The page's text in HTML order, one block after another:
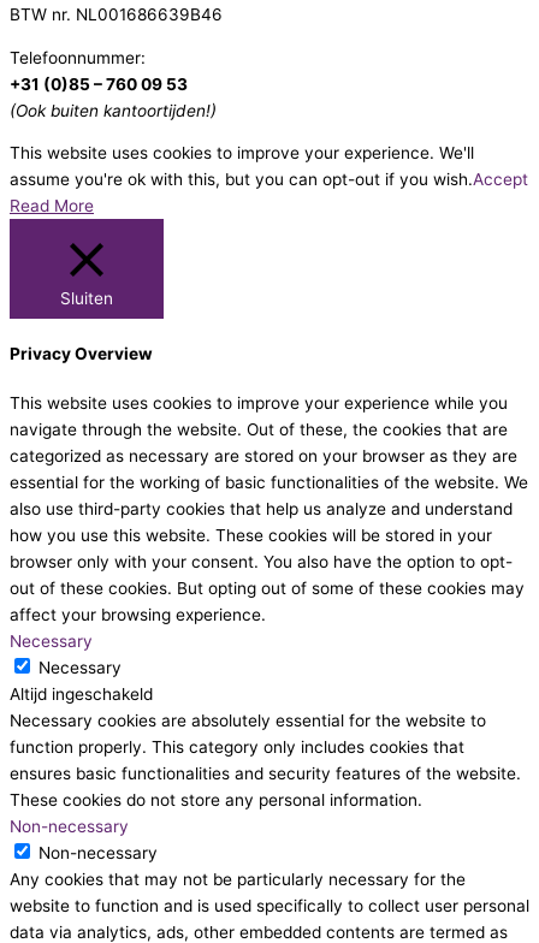
BTW nr. NL001686639B46
Telefoonnummer:
+31 (0)85 – 760 09 53
(Ook buiten kantoortijden!)
This website uses cookies to improve your experience. We'll
assume you're ok with this, but you can opt-out if you wish.Accept
Read More
Sluiten
Privacy Overview
This website uses cookies to improve your experience while you
navigate through the website. Out of these, the cookies that are
categorized as necessary are stored on your browser as they are
essential for the working of basic functionalities of the website. We
also use third-party cookies that help us analyze and understand
how you use this website. These cookies will be stored in your
browser only with your consent. You also have the option to opt-
out of these cookies. But opting out of some of these cookies may
affect your browsing experience.
Necessary
Necessary
Altijd ingeschakeld
Necessary cookies are absolutely essential for the website to
function properly. This category only includes cookies that
ensures basic functionalities and security features of the website.
These cookies do not store any personal information.
Non-necessary
Non-necessary
Any cookies that may not be particularly necessary for the
website to function and is used specifically to collect user personal
data via analytics, ads, other embedded contents are termed as